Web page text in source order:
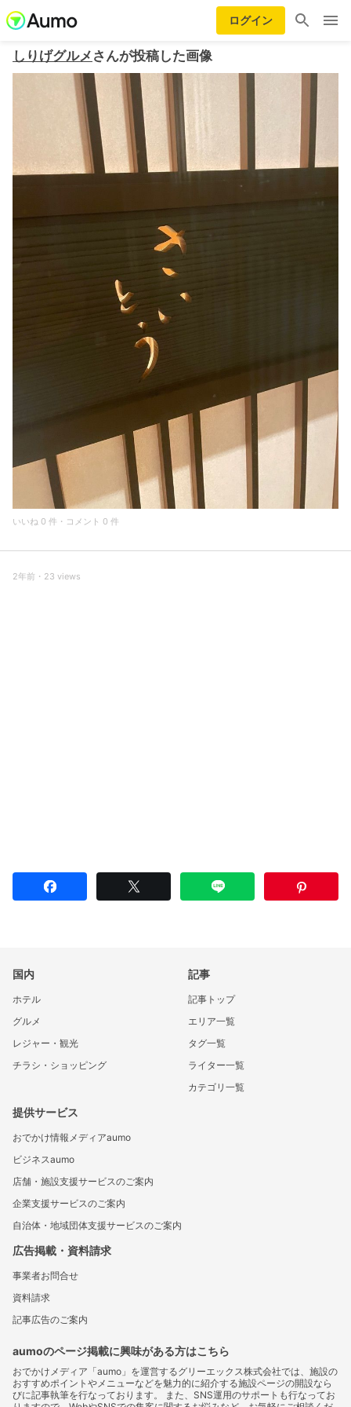
ログイン
しりげグルメ さんが投稿した画像
いいね 0 件・コメント 0 件
2年前・23 views
国内
ホテル
グルメ
レジャー・観光
チラシ・ショッピング
記事
記事トップ
エリア一覧
タグ一覧
ライター一覧
カテゴリ一覧
提供サービス
おでかけ情報メディアaumo
ビジネスaumo
店舗・施設支援サービスのご案内
企業支援サービスのご案内
自治体・地域団体支援サービスのご案内
広告掲載・資料請求
事業者お問合せ
資料請求
記事広告のご案内
aumoのページ掲載に興味がある方はこちら
おでかけメディア「aumo」を運営するグリーエックス株式会社では、施設の
おすすめポイントやメニューなどを魅力的に紹介する施設ページの開設なら
びに記事執筆を行なっております。 また、SNS運用のサポートも行なってお